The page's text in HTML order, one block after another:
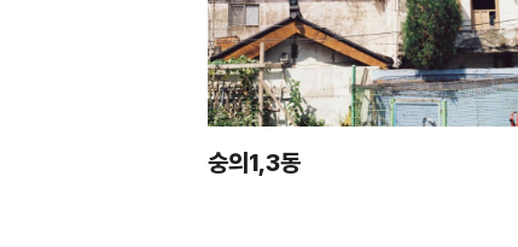
숭의1,3동